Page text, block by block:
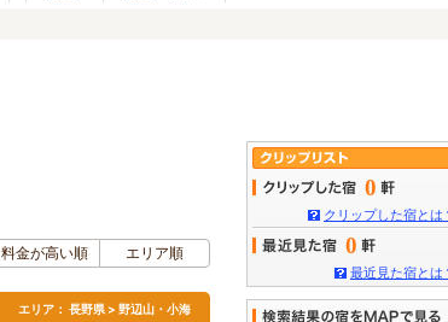
料金が高い順 エリア順
エリア： 長野県 > 野辺山・小海
0
クリップした宿とは
0
最近見た宿とは